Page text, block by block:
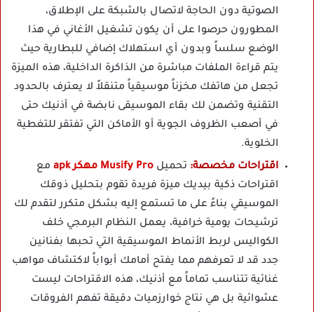
الصوتية دون الحاجة لاتصال بالشبكة على الإطلاق،
المطورون حرصوا على أن يكون تشغيل الأغاني في هذا
الوضع سلساً وبدون أي استهلاك إضافي للبطارية حيث
يتم قراءة الملفات مباشرة من الذاكرة الداخلية، هذه الميزة
تجعل من هاتفك مخزناً موسيقياً متنقلاً لا يعترف بالحدود
التقنية وتضمن لك بقاء الموسيقى نابضة في أذنيك حتى
في أصعب الظروف الجوية أو الأماكن التي تفتقر للتغطية
الخلوية.
اقتراحات مخصصة: تحميل Musify Pro مهكر apk
مع
اقتراحات ذكية بيديك ميزة فريدة تقوم بتحليل ذوقك
الموسيقي بناءً على ما تستمع إليه بشكل متكرر لتقدم لك
ترشيحات يومية خرافية، يعمل النظام البرمجي خلف
الكواليس لربط الأنماط الموسيقية التي تحبها بفنانين
جدد قد لا تعرفهم مما يفتح أمامك أبواباً لاكتشاف مواهب
غنائية تتناسب تماماً مع أذنيك، هذه الاقتراحات ليست
عشوائية بل هي نتاج خوارزميات دقيقة تفهم الفروقات